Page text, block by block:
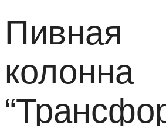
Пивная
колонна